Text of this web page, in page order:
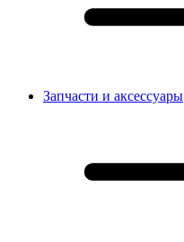
Запчасти и аксессуары